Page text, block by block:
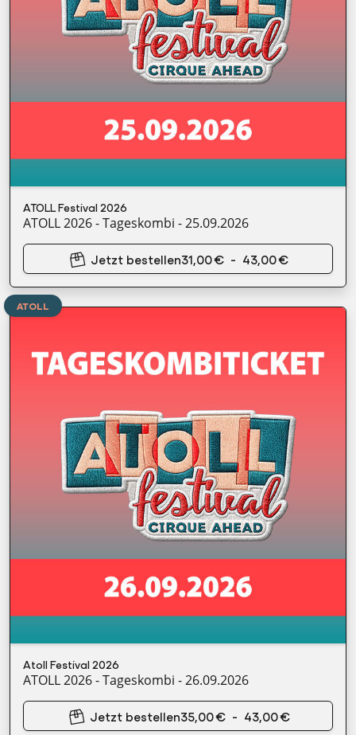
ATOLL Festival 2026
ATOLL 2026 - Tageskombi - 25.09.2026
Jetzt bestellen31,00 € - 43,00 €
ATOLL
Atoll Festival 2026
ATOLL 2026 - Tageskombi - 26.09.2026
Jetzt bestellen35,00 € - 43,00 €